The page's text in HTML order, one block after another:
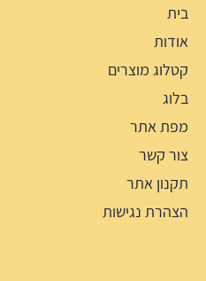
בית
אודות
קטלוג מוצרים
בלוג
מפת אתר
צור קשר
תקנון אתר
הצהרת נגישות